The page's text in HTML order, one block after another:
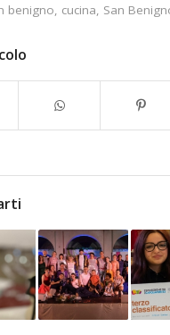
benigno, cucina, San